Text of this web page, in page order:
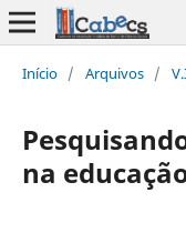
Início / Arquivos /
na